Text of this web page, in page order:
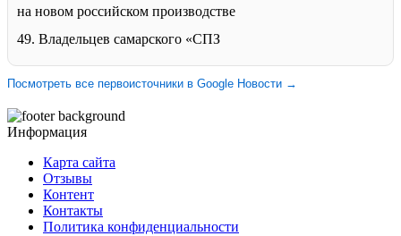
на новом российском производстве
49. Владельцев самарского «СПЗ
Посмотреть все первоисточники в Google Новости →
Информация
Карта сайта
Отзывы
Контент
Контакты
Политика конфиденциальности